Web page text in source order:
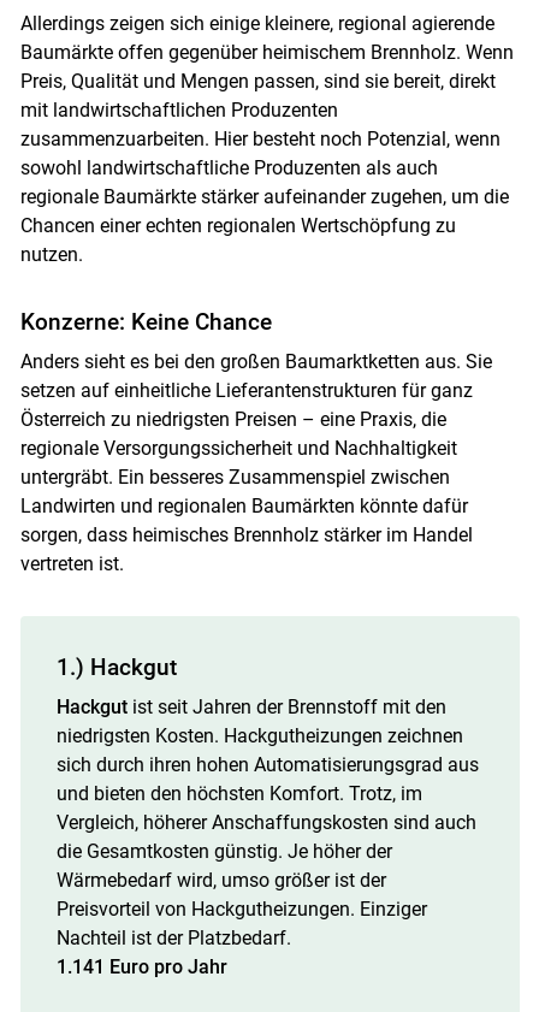
Allerdings zeigen sich einige kleinere, regional agierende
Baumärkte offen gegenüber heimischem Brennholz. Wenn
Preis, Qualität und Mengen passen, sind sie bereit, direkt
mit landwirtschaftlichen Produzenten
zusammenzuarbeiten. Hier besteht noch Potenzial, wenn
sowohl landwirtschaftliche Produzenten als auch
regionale Baumärkte stärker aufeinander zugehen, um die
Chancen einer echten regionalen Wertschöpfung zu
nutzen.
Konzerne: Keine Chance
Anders sieht es bei den großen Baumarktketten aus. Sie
setzen auf einheitliche Lieferantenstrukturen für ganz
Österreich zu niedrigsten Preisen – eine Praxis, die
regionale Versorgungssicherheit und Nachhaltigkeit
untergräbt. Ein besseres Zusammenspiel zwischen
Landwirten und regionalen Baumärkten könnte dafür
sorgen, dass heimisches Brennholz stärker im Handel
vertreten ist.
1.) Hackgut
Hackgut ist seit Jahren der Brennstoff mit den
niedrigsten Kosten. Hackgutheizungen zeichnen
sich durch ihren hohen Automatisierungsgrad aus
und bieten den höchsten Komfort. Trotz, im
Vergleich, höherer Anschaffungskosten sind auch
die Gesamtkosten günstig. Je höher der
Wärmebedarf wird, umso größer ist der
Preisvorteil von Hackgutheizungen. Einziger
Nachteil ist der Platzbedarf.
1.141 Euro pro Jahr